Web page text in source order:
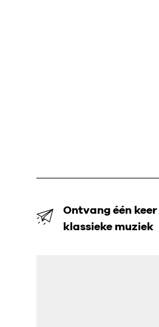
Ontvang één
klassieke muziek